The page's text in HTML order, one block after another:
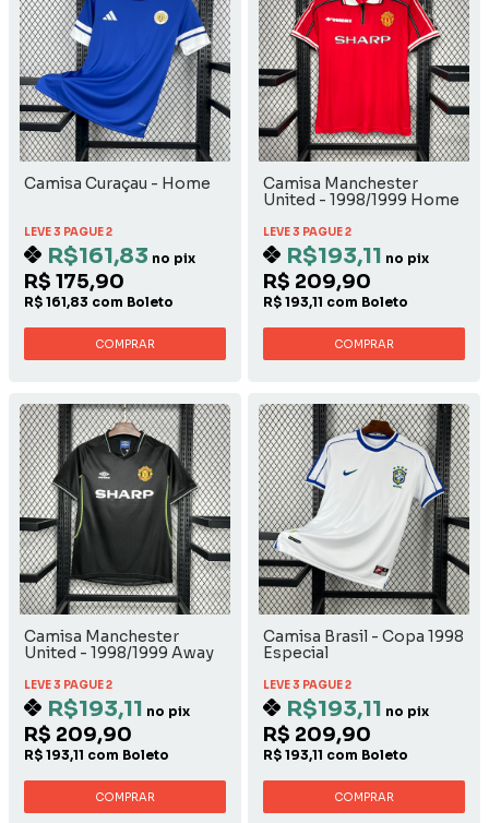
Camisa Curaçau - Home
LEVE 3 PAGUE 2
R$161,83 no pix
R$ 175,90
R$ 161,83 com Boleto
COMPRAR
Camisa Manchester
United - 1998/1999 Home
LEVE 3 PAGUE 2
R$193,11 no pix
R$ 209,90
R$ 193,11 com Boleto
COMPRAR
Camisa Manchester
United - 1998/1999 Away
LEVE 3 PAGUE 2
R$193,11 no pix
R$ 209,90
R$ 193,11 com Boleto
COMPRAR
Camisa Brasil - Copa 1998
Especial
LEVE 3 PAGUE 2
R$193,11 no pix
R$ 209,90
R$ 193,11 com Boleto
COMPRAR